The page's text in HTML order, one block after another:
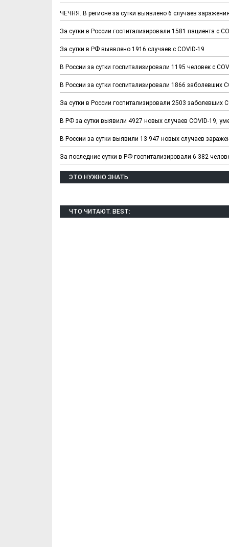
ЧЕЧНЯ. В регионе за сутки выявлено 6 случаев
За сутки в России госпитализировали 1581 пациента с
За сутки в РФ выявлено 1916 случаев с COVID-19
В России за сутки госпитализировали 1195 человек с
В России за сутки госпитализировали 1866 заболевших
За сутки в России госпитализировали 2503 заболевших
В РФ за сутки выявили 4927 новых случаев COVID-19,
В России за сутки выявили 13 947 новых случаев
За последние сутки в РФ госпитализировали 6 382
ЭТО НУЖНО ЗНАТЬ:
ЧТО ЧИТАЮТ. BEST: